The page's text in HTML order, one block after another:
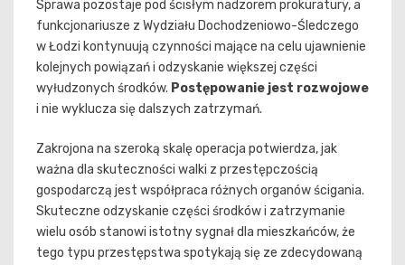
Sprawa pozostaje pod ścisłym nadzorem prokuratury, a
funkcjonariusze z Wydziału Dochodzeniowo-Śledczego
w Łodzi kontynuują czynności mające na celu ujawnienie
kolejnych powiązań i odzyskanie większej części
wyłudzonych środków. Postępowanie jest rozwojowe
i nie wyklucza się dalszych zatrzymań.
Zakrojona na szeroką skalę operacja potwierdza, jak
ważna dla skuteczności walki z przestępczością
gospodarczą jest współpraca różnych organów ścigania.
Skuteczne odzyskanie części środków i zatrzymanie
wielu osób stanowi istotny sygnał dla mieszkańców, że
tego typu przestępstwa spotykają się ze zdecydowaną